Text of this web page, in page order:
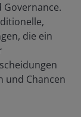
Governance.
die ein
und Chancen